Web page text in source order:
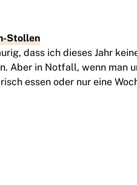
Stollen
dass ich dieses Jahr
Aber in Notfall, wenn man
essen oder nur eine